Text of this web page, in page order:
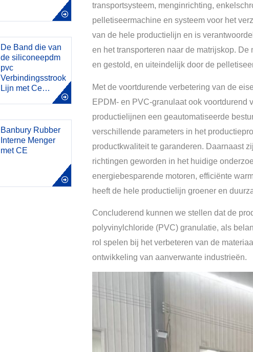
De Band die van
de siliconeepdm
pvc
Verbindingsstrook
Lijn met Ce
Banbury Rubber
Interne Menger
met CE
transportsysteem, menginrichting,
pelletiseermachine en systeem voor het
van de hele productielijn en is
en het transporteren naar de matrijskop.
en gestold, en uiteindelijk door de
Met de voortdurende verbetering van de
EPDM- en PVC-granulaat ook
productielijnen een geautomatiseerde
verschillende parameters in het
productkwaliteit te garanderen. Daarnaast
richtingen geworden in het huidige
energiebesparende motoren, efficiënte
heeft de hele productielijn groener en
Concluderend kunnen we stellen dat de
polyvinylchloride (PVC) granulatie, als
rol spelen bij het verbeteren van de
ontwikkeling van aanverwante industrieën.